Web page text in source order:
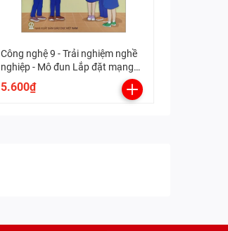
Công nghệ 9 - Trải nghiệm nghề
nghiệp - Mô đun Lắp đặt mạng
điện trong nhà (Kết nối tri thức
với cuộc sống)
5.600₫